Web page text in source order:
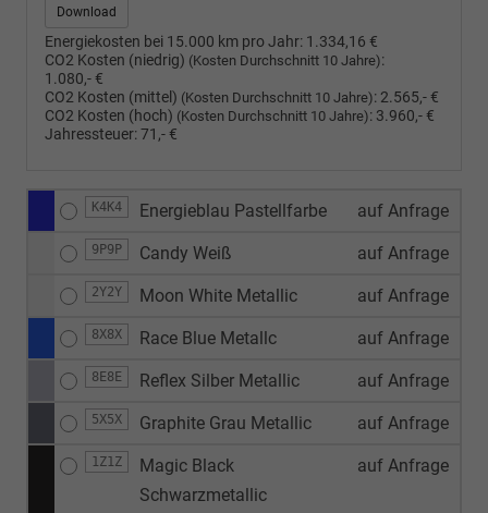
Download
Energiekosten bei 15.000 km pro Jahr: 1.334,16 €
CO2 Kosten (niedrig) (Kosten Durchschnitt 10 Jahre):
1.080,- €
CO2 Kosten (mittel) (Kosten Durchschnitt 10 Jahre): 2.565,- €
CO2 Kosten (hoch) (Kosten Durchschnitt 10 Jahre): 3.960,- €
Jahressteuer:71,- €
K4K4 Energieblau Pastellfarbe auf Anfrage
9P9P Candy Weiß auf Anfrage
2Y2Y Moon White Metallic auf Anfrage
8X8X Race Blue Metallc auf Anfrage
8E8E Reflex Silber Metallic auf Anfrage
5X5X Graphite Grau Metallic auf Anfrage
1Z1Z
Magic Black
Schwarzmetallic
auf Anfrage